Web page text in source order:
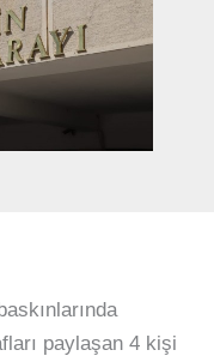
paylaşan 4 kişi